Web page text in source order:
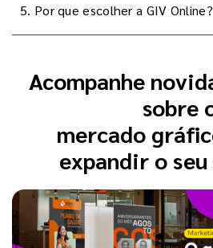
5. Por que escolher a GIV Online?
Acompanhe
sobre
mercado
expandir o